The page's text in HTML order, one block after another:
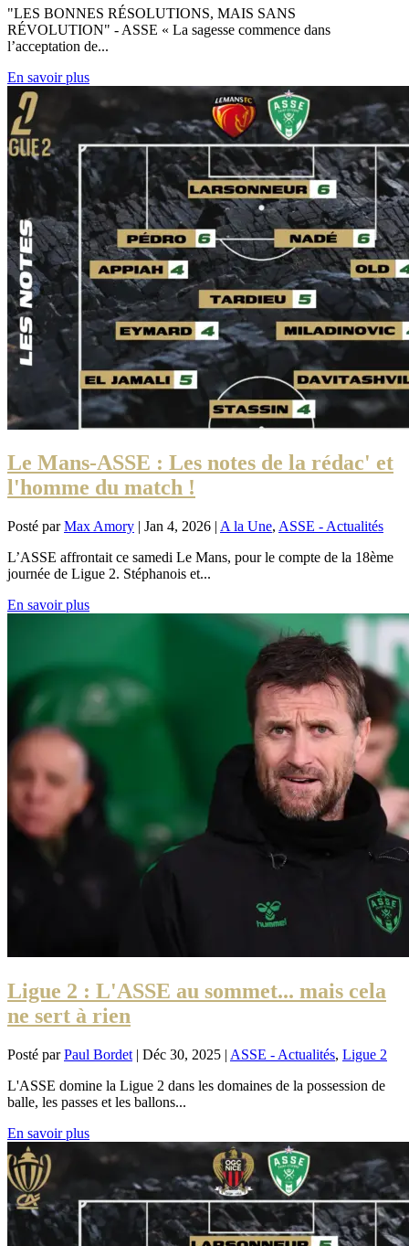
"LES BONNES RÉSOLUTIONS, MAIS SANS
RÉVOLUTION" - ASSE « La sagesse commence dans
l’acceptation de...
En savoir plus
Le Mans-ASSE : Les notes de la rédac' et
l'homme du match !
Posté parMax Amory | Jan 4, 2026 | A la Une, ASSE - Actualités
L’ASSE affrontait ce samedi Le Mans, pour le compte de la 18ème
journée de Ligue 2. Stéphanois et...
En savoir plus
Ligue 2 : L'ASSE au sommet... mais cela
ne sert à rien
Posté parPaul Bordet | Déc 30, 2025 | ASSE - Actualités, Ligue 2
L'ASSE domine la Ligue 2 dans les domaines de la possession de
balle, les passes et les ballons...
En savoir plus